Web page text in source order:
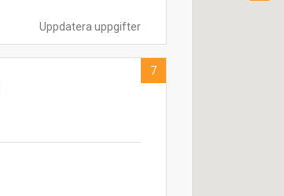
Uppdatera uppgifter
7